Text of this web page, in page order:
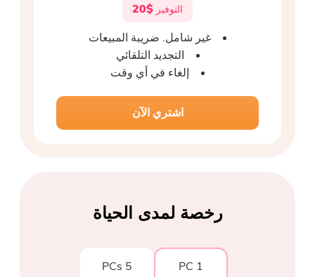
التوفير $20
غير شامل. ضريبة المبيعات
التجديد التلقائي
إلغاء في أي وقت
اشتري الآن
رخصة لمدى الحياة
1 PC
5 PCs